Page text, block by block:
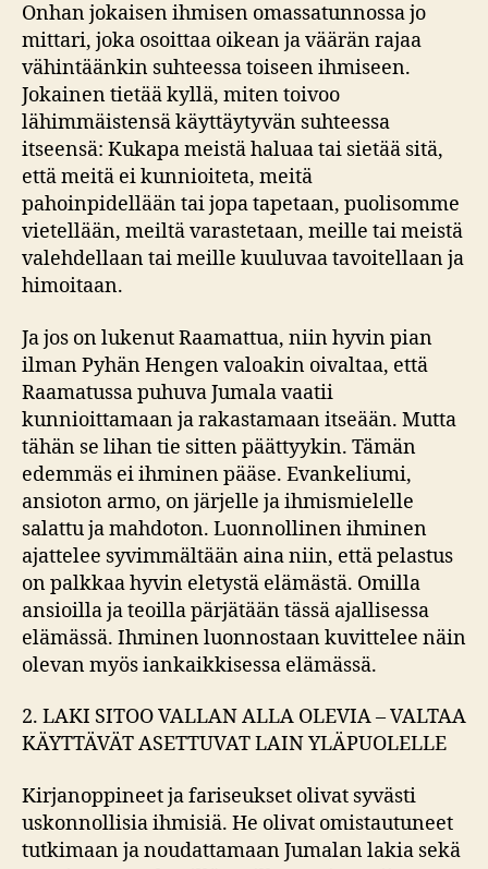
Onhan jokaisen ihmisen omassatunnossa jo
mittari, joka osoittaa oikean ja väärän rajaa
vähintäänkin suhteessa toiseen ihmiseen.
Jokainen tietää kyllä, miten toivoo
lähimmäistensä käyttäytyvän suhteessa
itseensä: Kukapa meistä haluaa tai sietää sitä,
että meitä ei kunnioiteta, meitä
pahoinpidellään tai jopa tapetaan, puolisomme
vietellään, meiltä varastetaan, meille tai meistä
valehdellaan tai meille kuuluvaa tavoitellaan ja
himoitaan.
Ja jos on lukenut Raamattua, niin hyvin pian
ilman Pyhän Hengen valoakin oivaltaa, että
Raamatussa puhuva Jumala vaatii
kunnioittamaan ja rakastamaan itseään. Mutta
tähän se lihan tie sitten päättyykin. Tämän
edemmäs ei ihminen pääse. Evankeliumi,
ansioton armo, on järjelle ja ihmismielelle
salattu ja mahdoton. Luonnollinen ihminen
ajattelee syvimmältään aina niin, että pelastus
on palkkaa hyvin eletystä elämästä. Omilla
ansioilla ja teoilla pärjätään tässä ajallisessa
elämässä. Ihminen luonnostaan kuvittelee näin
olevan myös iankaikkisessa elämässä.
2. LAKI SITOO VALLAN ALLA OLEVIA – VALTAA
KÄYTTÄVÄT ASETTUVAT LAIN YLÄPUOLELLE
Kirjanoppineet ja fariseukset olivat syvästi
uskonnollisia ihmisiä. He olivat omistautuneet
tutkimaan ja noudattamaan Jumalan lakia sekä